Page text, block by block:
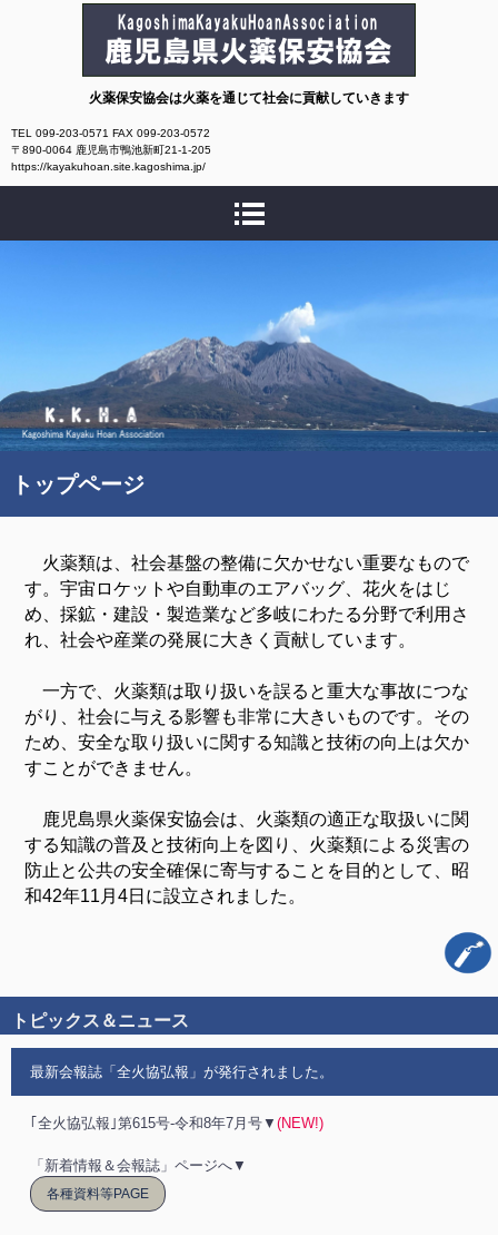
鹿児島県火薬保安協会
火薬保安協会は火薬を通じて社会に貢献していきます
TEL 099-203-0571 FAX 099-203-0572
〒890-0064 鹿児島市鴨池新町21-1-205
https://kayakuhoan.site.kagoshima.jp/
トップページ
火薬類は、社会基盤の整備に欠かせない重要なもので
す。宇宙ロケットや自動車のエアバッグ、花火をはじ
め、採鉱・建設・製造業など多岐にわたる分野で利用さ
れ、社会や産業の発展に大きく貢献しています。
一方で、火薬類は取り扱いを誤ると重大な事故につな
がり、社会に与える影響も非常に大きいものです。その
ため、安全な取り扱いに関する知識と技術の向上は欠か
すことができません。
鹿児島県火薬保安協会は、火薬類の適正な取扱いに関
する知識の普及と技術向上を図り、火薬類による災害の
防止と公共の安全確保に寄与することを目的として、昭
和42年11月4日に設立されました。
トピックス＆ニュース
最新会報誌「全火協弘報」が発行されました。
｢全火協弘報｣第615号-令和8年7月号▼ (NEW!)
「新着情報＆会報誌」ページへ▼
各種資料等PAGE